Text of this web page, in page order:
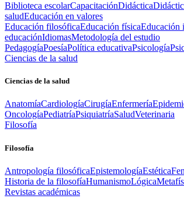
Biblioteca escolarCapacitaciónDidáctica
saludEducación en valores
Educación filosóficaEducación físicaEducación
educaciónIdiomasMetodología del estudio
PedagogíaPoesíaPolítica educativaPsicología
Ciencias de la salud
Ciencias de la salud
AnatomíaCardiologíaCirugíaEnfermería
OncologíaPediatríaPsiquiatríaSaludVeterinaria
Filosofía
Filosofía
Antropología filosóficaEpistemologíaEstética
Historia de la filosofíaHumanismoLógica
Revistas académicas